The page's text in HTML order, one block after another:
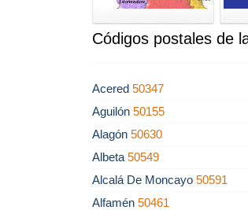
Códigos postales de
Acered 50347
Aguilón 50155
Alagón 50630
Albeta 50549
Alcalá De Moncayo 50591
Alfamén 50461